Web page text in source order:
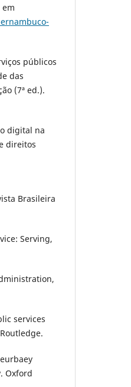
públicos
das
(7ª ed.).
digital na
direitos
Brasileira
Serving,
services
Oxford